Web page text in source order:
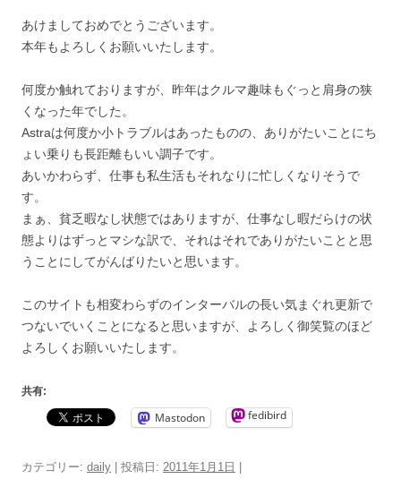
あけましておめでとうございます。
本年もよろしくお願いいたします。
何度か触れておりますが、昨年はクルマ趣味もぐっと肩身の狭
くなった年でした。
Astraは何度か小トラブルはあったものの、ありがたいことにち
ょい乗りも長距離もいい調子です。
あいかわらず、仕事も私生活もそれなりに忙しくなりそうで
す。
まぁ、貧乏暇なし状態ではありますが、仕事なし暇だらけの状
態よりはずっとマシな訳で、それはそれでありがたいことと思
うことにしてがんばりたいと思います。
このサイトも相変わらずのインターバルの長い気まぐれ更新で
つないでいくことになると思いますが、よろしく御笑覧のほど
よろしくお願いいたします。
共有:
Mastodon fedibird
カテゴリー: daily | 投稿日: 2011年1月1日 |